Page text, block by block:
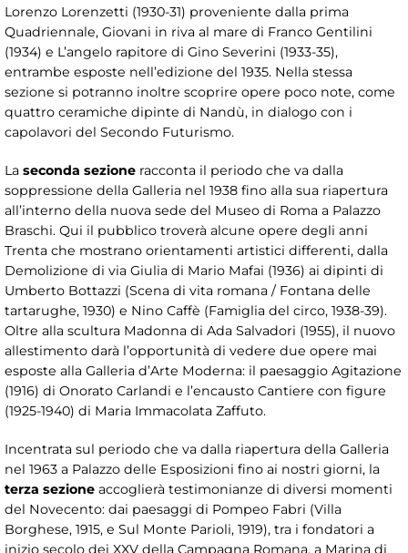
Lorenzo Lorenzetti (1930-31) proveniente dalla prima
Quadriennale, Giovani in riva al mare di Franco Gentilini
(1934) e L’angelo rapitore di Gino Severini (1933-35),
entrambe esposte nell’edizione del 1935. Nella stessa
sezione si potranno inoltre scoprire opere poco note, come
quattro ceramiche dipinte di Nandù, in dialogo con i
capolavori del Secondo Futurismo.
La seconda sezione racconta il periodo che va dalla
soppressione della Galleria nel 1938 fino alla sua riapertura
all’interno della nuova sede del Museo di Roma a Palazzo
Braschi. Qui il pubblico troverà alcune opere degli anni
Trenta che mostrano orientamenti artistici differenti, dalla
Demolizione di via Giulia di Mario Mafai (1936) ai dipinti di
Umberto Bottazzi (Scena di vita romana / Fontana delle
tartarughe, 1930) e Nino Caffè (Famiglia del circo, 1938-39).
Oltre alla scultura Madonna di Ada Salvadori (1955), il nuovo
allestimento darà l’opportunità di vedere due opere mai
esposte alla Galleria d’Arte Moderna: il paesaggio Agitazione
(1916) di Onorato Carlandi e l’encausto Cantiere con figure
(1925-1940) di Maria Immacolata Zaffuto.
Incentrata sul periodo che va dalla riapertura della Galleria
nel 1963 a Palazzo delle Esposizioni fino ai nostri giorni, la
terza sezione accoglierà testimonianze di diversi momenti
del Novecento: dai paesaggi di Pompeo Fabri (Villa
Borghese, 1915, e Sul Monte Parioli, 1919), tra i fondatori a
inizio secolo dei XXV della Campagna Romana, a Marina di